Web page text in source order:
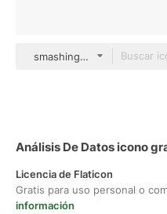
smashingstocks Thin
Análisis De Datos icono
Licencia de Flaticon
Gratis para uso personal o
información